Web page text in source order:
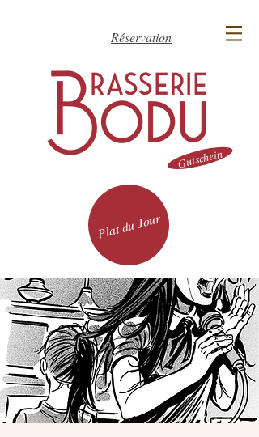
Réservation
Plat du Jour
Gutschein